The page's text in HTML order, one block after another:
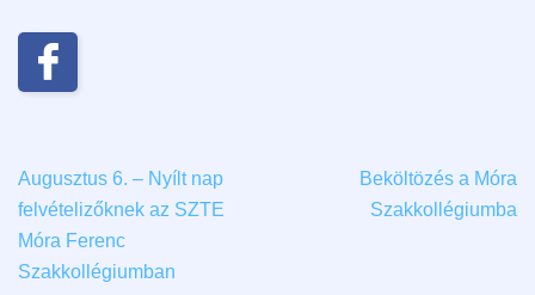
Augusztus 6. – Nyílt nap
felvételizőknek az SZTE
Móra Ferenc
Szakkollégiumban
Beköltözés a Móra
Szakkollégiumba